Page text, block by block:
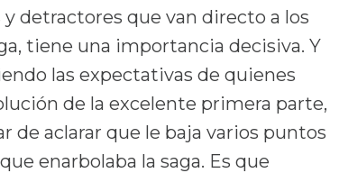
detractores que van directo a los
tiene una importancia decisiva. Y
las expectativas de quienes
de la excelente primera parte,
de aclarar que le baja varios puntos
enarbolaba la saga. Es que